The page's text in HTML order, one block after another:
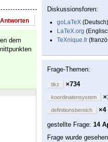
dem
Diskussionsforen:
goLaTeX (Deutsch)
LaTeX.org
TeXnique.fr
Frage-Themen:
tikz ×734
koordinatensystem
definitionsbereich
×4
gestellte Frage: 14
Frage wurde